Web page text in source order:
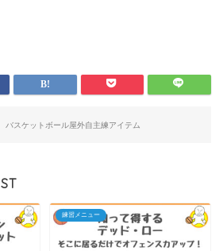
バスケットボール屋外自主練アイテム
練習メニュー